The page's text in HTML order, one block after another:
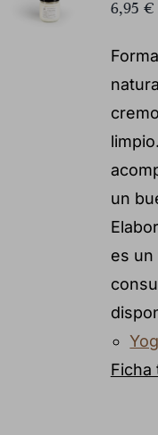
6,95 €
un
es un
Ficha